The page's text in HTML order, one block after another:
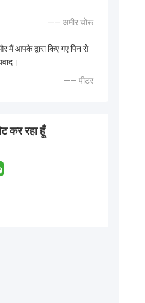
—— अमीर चोरू
आपके द्वारा किए गए पिन से
—— पीटर
कर रहा हूँ